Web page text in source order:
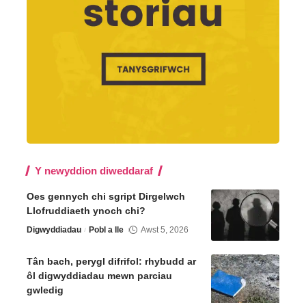
Y newyddion diweddaraf
Oes gennych chi sgript Dirgelwch
Llofruddiaeth ynoch chi?
Digwyddiadau Pobl a lle Awst 5, 2026
Tân bach, perygl difrifol: rhybudd ar
ôl digwyddiadau mewn parciau
gwledig